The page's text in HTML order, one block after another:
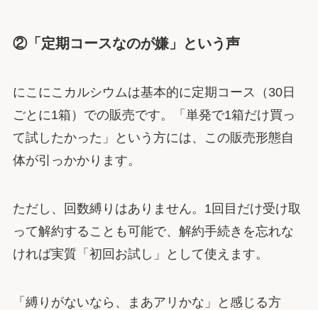
②「定期コースなのが嫌」という声
にこにこカルシウムは基本的に定期コース（30日
ごとに1箱）での販売です。「単発で1箱だけ買っ
て試したかった」という方には、この販売形態自
体が引っかかります。
ただし、回数縛りはありません。1回目だけ受け取
って解約することも可能で、解約手続きを忘れな
ければ実質「初回お試し」として使えます。
「縛りがないなら、まあアリかな」と感じる方